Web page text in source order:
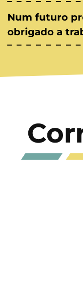
Num futuro
obrigado a